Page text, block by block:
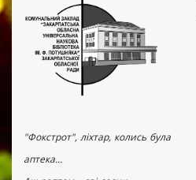
"Фокстрот", ліхтар, колись була
аптека...